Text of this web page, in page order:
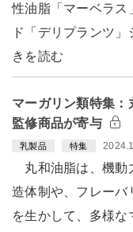
性油脂「マーベラス
ド「デリプランツ
きを読む
マーガリン類特集
監修商品が寄与
乳製品 特集
丸和油脂は、機動
造体制や、フレーバ
を生かして、多様